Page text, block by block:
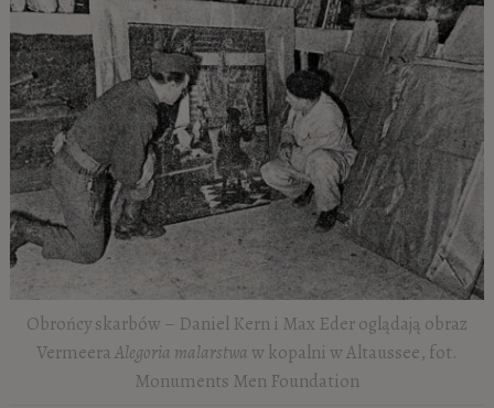
Obrońcy skarbów – Daniel Kern i Max Eder oglądają obraz
VermeeraAlegoria malarstwaw kopalni w Altaussee, fot.
Monuments Men Foundation